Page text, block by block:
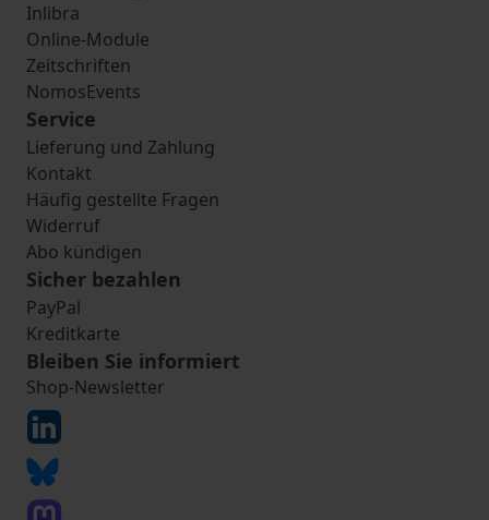
Inlibra
Online-Module
Zeitschriften
NomosEvents
Service
Lieferung und Zahlung
Kontakt
Häufig gestellte Fragen
Widerruf
Abo kündigen
Sicher bezahlen
PayPal
Kreditkarte
Bleiben Sie informiert
Shop-Newsletter